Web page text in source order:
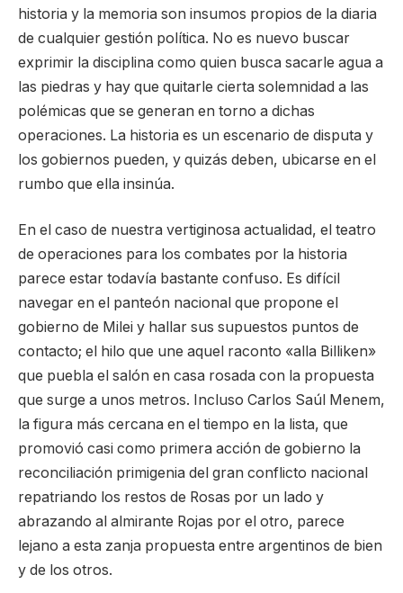
historia y la memoria son insumos propios de la diaria
de cualquier gestión política. No es nuevo buscar
exprimir la disciplina como quien busca sacarle agua a
las piedras y hay que quitarle cierta solemnidad a las
polémicas que se generan en torno a dichas
operaciones. La historia es un escenario de disputa y
los gobiernos pueden, y quizás deben, ubicarse en el
rumbo que ella insinúa.
En el caso de nuestra vertiginosa actualidad, el teatro
de operaciones para los combates por la historia
parece estar todavía bastante confuso. Es difícil
navegar en el panteón nacional que propone el
gobierno de Milei y hallar sus supuestos puntos de
contacto; el hilo que une aquel raconto «alla Billiken»
que puebla el salón en casa rosada con la propuesta
que surge a unos metros. Incluso Carlos Saúl Menem,
la figura más cercana en el tiempo en la lista, que
promovió casi como primera acción de gobierno la
reconciliación primigenia del gran conflicto nacional
repatriando los restos de Rosas por un lado y
abrazando al almirante Rojas por el otro, parece
lejano a esta zanja propuesta entre argentinos de bien
y de los otros.